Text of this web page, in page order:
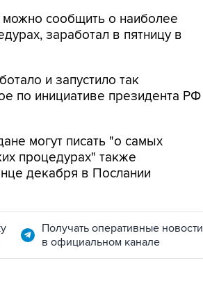
сообщить о наиболее
заработал в пятницу в
и запустило так
по инициативе президента РФ
могут писать "о самых
процедурах" также
декабря в Послании
Получать оперативные новости
в официальном канале